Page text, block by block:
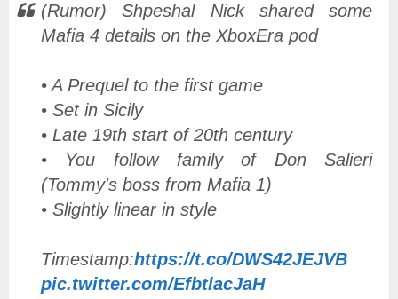
(Rumor) Shpeshal Nick shared some
Mafia 4 details on the XboxEra pod
• A Prequel to the first game
• Set in Sicily
• Late 19th start of 20th century
• You follow family of Don Salieri
(Tommy's boss from Mafia 1)
• Slightly linear in style
Timestamp:https://t.co/DWS42JEJVB
pic.twitter.com/EfbtlacJaH